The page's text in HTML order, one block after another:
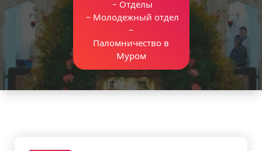
- Отделы
- Молодежный отдел
-
Паломничество в
Муром